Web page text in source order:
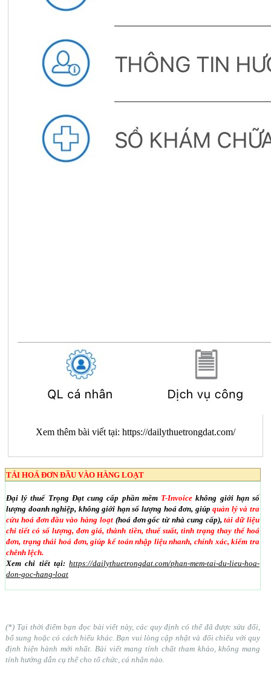
Xem thêm bài viết tại: https://dailythuetrongdat.com/
TẢI HOÁ ĐƠN ĐẦU VÀO HÀNG LOẠT
Đại lý thuế Trọng Đạt cung cấp phần mềm T-Invoice không giới hạn số
lượng doanh nghiệp, không giới hạn số lượng hoá đơn, giúpquản lý và tra
cứu hoá đơn đầu vào hàng loạt(hoá đơn gốc từ nhà cung cấp),tải dữ liệu
chi tiết có số lượng, đơn giá, thành tiền, thuế suất, tình trạng thay thế hoá
đơn, trạng thái hoá đơn, giúp kế toán nhập liệu nhanh, chính xác, kiểm tra
chênh lệch.
Xem chi tiết tại: https://dailythuetrongdat.com/phan-mem-tai-du-lieu-hoa-
don-goc-hang-loat
(*) Tại thời điểm bạn đọc bài viết này, các quy định có thể đã được sửa đổi,
bổ sung hoặc có cách hiểu khác. Bạn vui lòng cập nhật và đối chiếu với quy
định hiện hành mới nhất. Bài viết mang tính chất tham khảo, không mang
tính hướng dẫn cụ thể cho tổ chức, cá nhân nào.